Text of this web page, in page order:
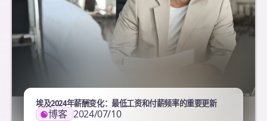
埃及2024年薪酬变化：最低工资和付薪频率的重要更新
博客 2024/07/10